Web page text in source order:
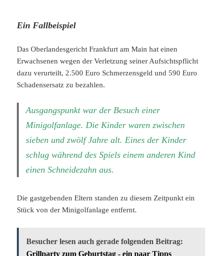
Ein Fallbeispiel
Das Oberlandesgericht Frankfurt am Main hat einen
Erwachsenen wegen der Verletzung seiner Aufsichtspflicht
dazu verurteilt, 2.500 Euro Schmerzensgeld und 590 Euro
Schadensersatz zu bezahlen.
Ausgangspunkt war der Besuch einer
Minigolfanlage. Die Kinder waren zwischen
sieben und zwölf Jahre alt. Eines der Kinder
schlug während des Spiels einem anderen Kind
einen Schneidezahn aus.
Die gastgebenden Eltern standen zu diesem Zeitpunkt ein
Stück von der Minigolfanlage entfernt.
Besucher lesen auch gerade folgenden Beitrag:
Grillparty zum Geburtstag - ein paar Tipps